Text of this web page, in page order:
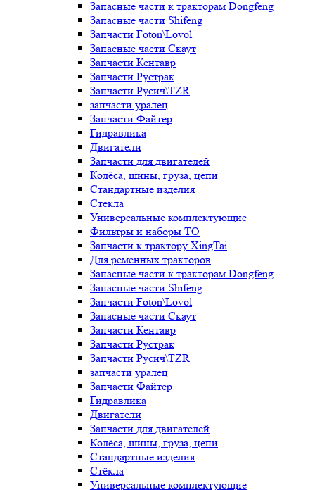
Запасные части к тракторам Dongfeng
Запасные части Shifeng
Запчасти Foton\Lovol
Запасные части Скаут
Запчасти Кентавр
Запчасти Рустрак
Запчасти Русич\TZR
запчасти уралец
Запчасти Файтер
Гидравлика
Двигатели
Запчасти для двигателей
Колёса, шины, груза, цепи
Стандартные изделия
Стёкла
Универсальные комплектующие
Фильтры и наборы ТО
Запчасти к трактору XingTai
Для ременных тракторов
Запасные части к тракторам Dongfeng
Запасные части Shifeng
Запчасти Foton\Lovol
Запасные части Скаут
Запчасти Кентавр
Запчасти Рустрак
Запчасти Русич\TZR
запчасти уралец
Запчасти Файтер
Гидравлика
Двигатели
Запчасти для двигателей
Колёса, шины, груза, цепи
Стандартные изделия
Стёкла
Универсальные комплектующие